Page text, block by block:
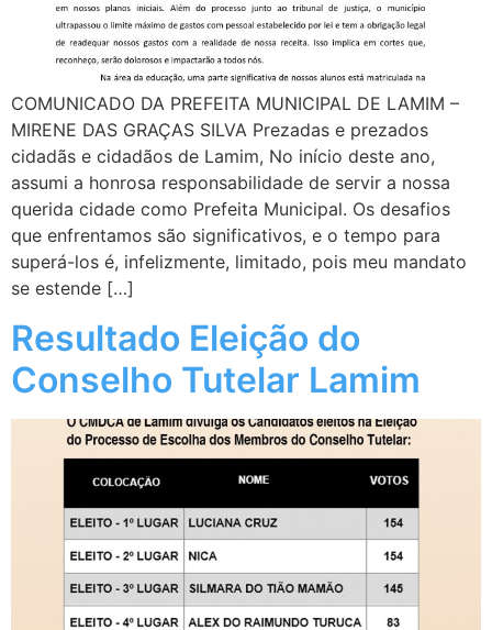
COMUNICADO DA PREFEITA MUNICIPAL DE LAMIM –
MIRENE DAS GRAÇAS SILVA Prezadas e prezados
cidadãs e cidadãos de Lamim, No início deste ano,
assumi a honrosa responsabilidade de servir a nossa
querida cidade como Prefeita Municipal. Os desafios
que enfrentamos são significativos, e o tempo para
superá-los é, infelizmente, limitado, pois meu mandato
se estende […]
Resultado Eleição do
Conselho Tutelar Lamim